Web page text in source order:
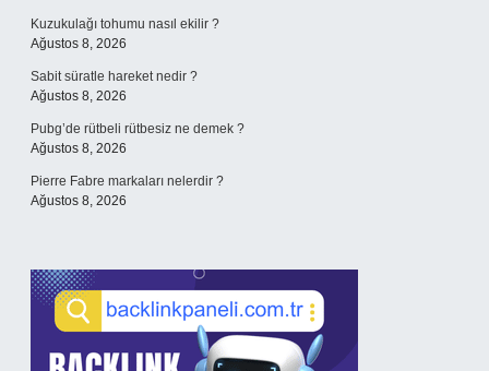
Kuzukulağı tohumu nasıl ekilir ?
Ağustos 8, 2026
Sabit süratle hareket nedir ?
Ağustos 8, 2026
Pubg’de rütbeli rütbesiz ne demek ?
Ağustos 8, 2026
Pierre Fabre markaları nelerdir ?
Ağustos 8, 2026